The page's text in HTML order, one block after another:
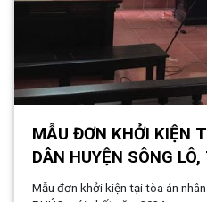
MẪU ĐƠN KHỞI KIỆN
DÂN HUYỆN SÔNG
MỚI NHẤT NĂM 2024
Mẫu đơn khởi kiện tại tòa án